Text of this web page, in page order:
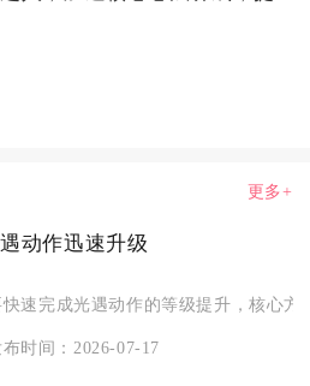
更多+
动作迅速升级
快速完成光遇动作的等级提升，核心
时间：2026-07-17